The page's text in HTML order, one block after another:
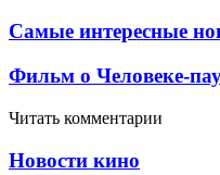
Самые интересные
Фильм о Человеке-
Читать комментарии
Новости кино